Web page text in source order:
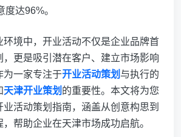
度达96%。
环境中，开业活动不仅是企业品牌首
，更是吸引潜在客户、建立市场影响
为一家专注于开业活动策划 与执行的
天津开业策划 的重要性。本文将为您
活动策划指南，涵盖从创意构思到
帮助企业在天津市场成功启航。